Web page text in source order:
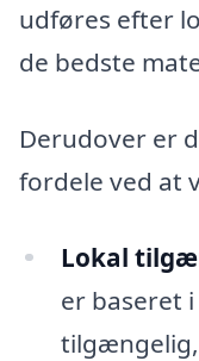
udføres efter
de bedste
Derudover er
fordele ved at
Lokal
er baseret